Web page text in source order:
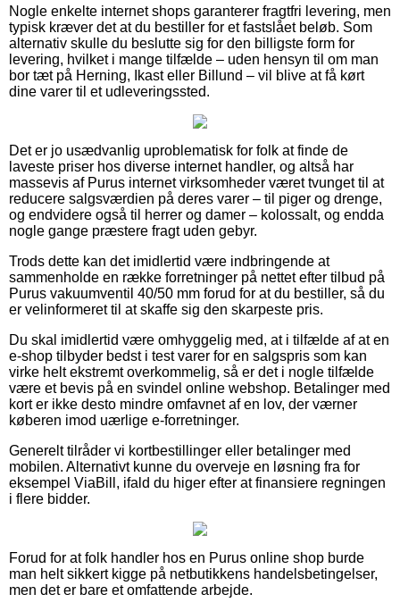
Nogle enkelte internet shops garanterer fragtfri levering, men
typisk kræver det at du bestiller for et fastslået beløb. Som
alternativ skulle du beslutte sig for den billigste form for
levering, hvilket i mange tilfælde – uden hensyn til om man
bor tæt på Herning, Ikast eller Billund – vil blive at få kørt
dine varer til et udleveringssted.
Det er jo usædvanlig uproblematisk for folk at finde de
laveste priser hos diverse internet handler, og altså har
massevis af Purus internet virksomheder været tvunget til at
reducere salgsværdien på deres varer – til piger og drenge,
og endvidere også til herrer og damer – kolossalt, og endda
nogle gange præstere fragt uden gebyr.
Trods dette kan det imidlertid være indbringende at
sammenholde en række forretninger på nettet efter tilbud på
Purus vakuumventil 40/50 mm forud for at du bestiller, så du
er velinformeret til at skaffe sig den skarpeste pris.
Du skal imidlertid være omhyggelig med, at i tilfælde af at en
e-shop tilbyder bedst i test varer for en salgspris som kan
virke helt ekstremt overkommelig, så er det i nogle tilfælde
være et bevis på en svindel online webshop. Betalinger med
kort er ikke desto mindre omfavnet af en lov, der værner
køberen imod uærlige e-forretninger.
Generelt tilråder vi kortbestillinger eller betalinger med
mobilen. Alternativt kunne du overveje en løsning fra for
eksempel ViaBill, ifald du higer efter at finansiere regningen
i flere bidder.
Forud for at folk handler hos en Purus online shop burde
man helt sikkert kigge på netbutikkens handelsbetingelser,
men det er bare et omfattende arbejde.